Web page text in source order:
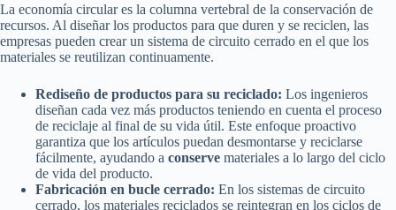
La economía circular es la columna vertebral de la conservación de
recursos. Al diseñar los productos para que duren y se reciclen, las
empresas pueden crear un sistema de circuito cerrado en el que los
materiales se reutilizan continuamente.
Rediseño de productos para su reciclado: Los ingenieros
diseñan cada vez más productos teniendo en cuenta el proceso
de reciclaje al final de su vida útil. Este enfoque proactivo
garantiza que los artículos puedan desmontarse y reciclarse
fácilmente, ayudando a conserve materiales a lo largo del ciclo
de vida del producto.
Fabricación en bucle cerrado: En los sistemas de circuito
cerrado, los materiales reciclados se reintegran en los ciclos de